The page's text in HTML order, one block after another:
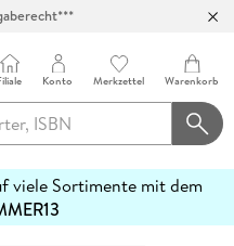
Konto Merkzettel Warenkorb
viele Sortimente mit dem